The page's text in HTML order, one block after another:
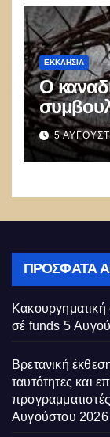
ΕΚΚΛΗΣΊΑ
Ο
τις
5
ΠΡΌΣΦΑΤΑ
σέ funds 5
Βρετανική
ταυτότητες και
Αυγούστου 2026